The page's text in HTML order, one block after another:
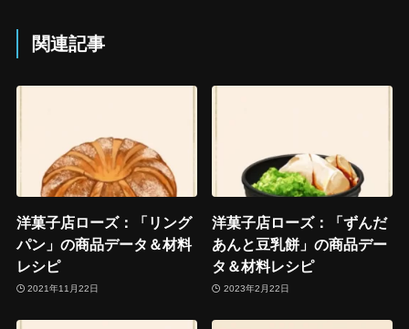
関連記事
洋菓子店ローズ：「リング
パン」の商品データ＆材料
レシピ
2021年11月22日
洋菓子店ローズ：「ずんだ
あんと豆乳餅」の商品デー
タ＆材料レシピ
2023年2月22日